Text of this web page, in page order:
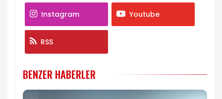
Instagram Youtube
RSS
BENZER HABERLER